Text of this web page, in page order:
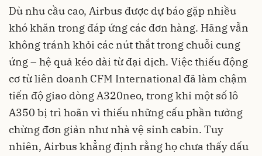
Dù nhu cầu cao, Airbus được dự báo gặp nhiều
khó khăn trong đáp ứng các đơn hàng. Hãng vẫn
không tránh khỏi các nút thắt trong chuỗi cung
ứng – hệ quả kéo dài từ đại dịch. Việc thiếu động
cơ từ liên doanh CFM International đã làm chậm
tiến độ giao dòng A320neo, trong khi một số lô
A350 bị trì hoãn vì thiếu những cấu phần tưởng
chừng đơn giản như nhà vệ sinh cabin. Tuy
nhiên, Airbus khẳng định rằng họ chưa thấy dấu